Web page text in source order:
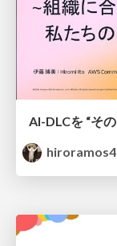
hiroramos4